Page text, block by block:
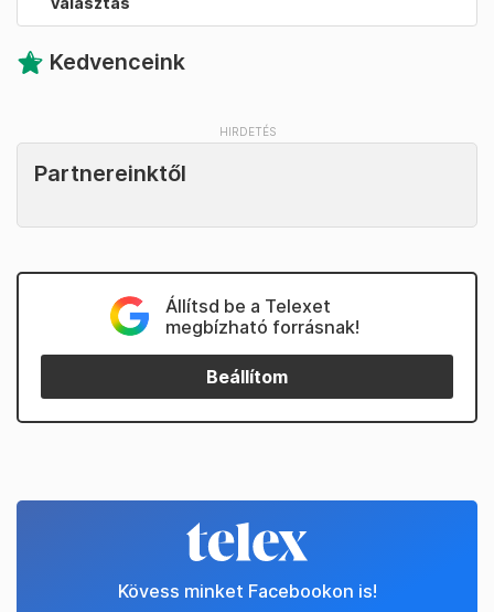
Kedvenceink
Partnereinktől
Állítsd be a Telexet
megbízható forrásnak!
Beállítom
Kövess minket Facebookon is!